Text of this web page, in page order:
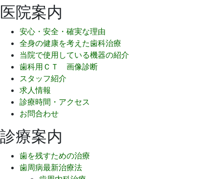
医院案内
安心・安全・確実な理由
全身の健康を考えた歯科治療
当院で使用している機器の紹介
歯科用ＣＴ 画像診断
スタッフ紹介
求人情報
診療時間・アクセス
お問合わせ
診療案内
歯を残すための治療
歯周病最新治療法